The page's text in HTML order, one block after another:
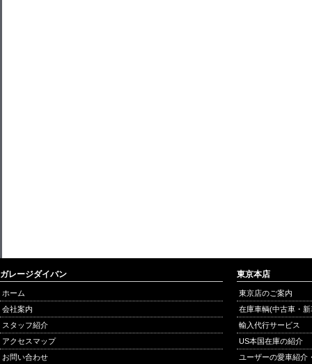
ガレージダイバン
ホーム
会社案内
スタッフ紹介
アクセスマップ
お問い合わせ
東京本店
東京店のご案内
在庫車輌(中古車・
輸入代行サービス
US本国在庫の紹介
ユーザーの愛車紹介